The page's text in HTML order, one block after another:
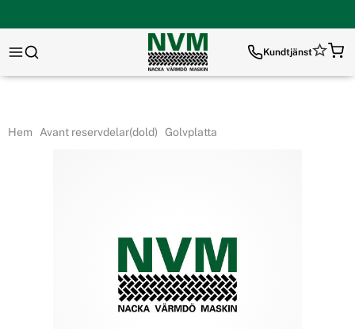
Kundtjänst
Hem Avant reservdelar(dold) Golvplatta